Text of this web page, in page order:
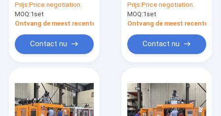
Plastic Auxiliary Machine
Verpakkende Hulpmachine
kunststof spuitgietmachine
Automatische 4
holte HDPE LDPE PP
melkfles verpakking
Prijs:Price negotiation.
MOQ:1set
Ontvang de meest recente Prijs
Contact nu
blaasgietmachine
voor het verpakken
van melkflessen
Prijs:Price negotiation.
MOQ:1set
Ontvang de meest recente
Contact nu